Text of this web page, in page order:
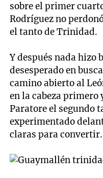
sobre el primer
Rodríguez no
el tanto de Trinidad.
Y después nada hizo
desesperado en
camino abierto al
en la cabeza primero
Paratore el segundo
experimentado
claras para convertir.